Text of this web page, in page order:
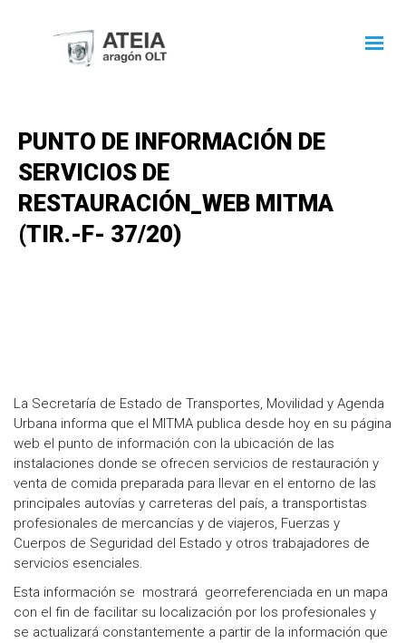
PUNTO DE INFORMACIÓN DE
SERVICIOS DE
RESTAURACIÓN_WEB MITMA
(TIR.-F- 37/20)
La Secretaría de Estado de Transportes, Movilidad y Agenda
Urbana informa que el MITMA publica desde hoy en su página
web el punto de información con la ubicación de las
instalaciones donde se ofrecen servicios de restauración y
venta de comida preparada para llevar en el entorno de las
principales autovías y carreteras del país, a transportistas
profesionales de mercancías y de viajeros, Fuerzas y
Cuerpos de Seguridad del Estado y otros trabajadores de
servicios esenciales.
Esta información se mostrará georreferenciada en un mapa
con el fin de facilitar su localización por los profesionales y
se actualizará constantemente a partir de la información que